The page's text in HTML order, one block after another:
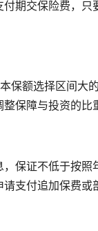
期交保险费，
保额选择区间大
保障与投资的比
保证不低于按
支付追加保费或